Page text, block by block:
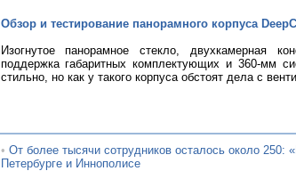
Обзор и тестирование панорамного корпуса
Изогнутое панорамное стекло, двухкамерная
поддержка габаритных комплектующих и 360-мм
стильно, но как у такого корпуса обстоят дела с
• От более тысячи сотрудников осталось около
Петербурге и Иннополисе